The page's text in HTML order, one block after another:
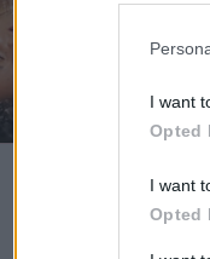
I want
Opted
I want
Opted